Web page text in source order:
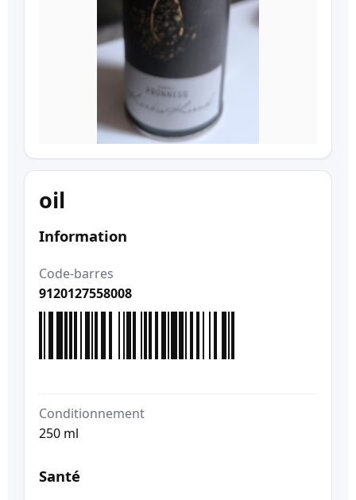
oil
Information
Code-barres
9120127558008
Conditionnement
250 ml
Santé